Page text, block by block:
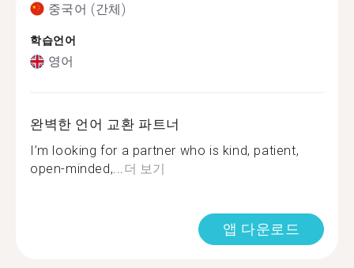
중국어 (간체)
학습언어
영어
완벽한 언어 교환 파트너
I’m looking for a partner who is kind, patient,
open-minded,...더 보기
앱 다운로드